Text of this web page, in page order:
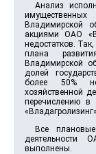
Анализ
Владимирской
акциями ОАО
недостатков.
плана
Владимирской
долей
более 50% не
хозяйственной
перечислению
Все
деятельности
выполнены.